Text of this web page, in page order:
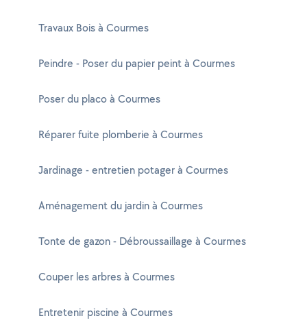
Travaux Bois à Courmes
Peindre - Poser du papier peint à Courmes
Poser du placo à Courmes
Réparer fuite plomberie à Courmes
Jardinage - entretien potager à Courmes
Aménagement du jardin à Courmes
Tonte de gazon - Débroussaillage à Courmes
Couper les arbres à Courmes
Entretenir piscine à Courmes